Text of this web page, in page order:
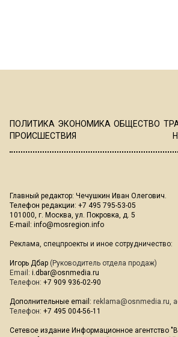
ПОЛИТИКА ЭКОНОМИКА ОБЩЕСТВО
ПРОИСШЕСТВИЯ
Главный редактор: Чечушкин Иван Олегович.
Телефон редакции: +7 495 795-53-05
101000, г. Москва, ул. Покровка, д. 5
E-mail: info@mosregion.info
Реклама, спецпроекты и иное сотрудничество:
Игорь Дбар (Руководитель отдела продаж)
Email: i.dbar@osnmedia.ru
Телефон: +7 909 936-02-90
Дополнительные email: reklama@osnmedia.ru,
Телефон: +7 495 004-56-11
Сетевое издание Информационное агентство